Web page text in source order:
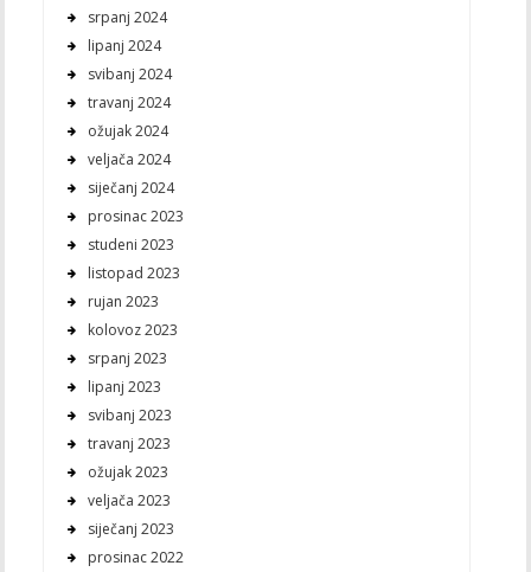
srpanj 2024
lipanj 2024
svibanj 2024
travanj 2024
ožujak 2024
veljača 2024
siječanj 2024
prosinac 2023
studeni 2023
listopad 2023
rujan 2023
kolovoz 2023
srpanj 2023
lipanj 2023
svibanj 2023
travanj 2023
ožujak 2023
veljača 2023
siječanj 2023
prosinac 2022